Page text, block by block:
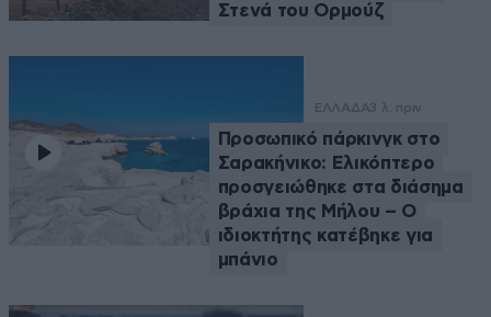
Στενά του Ορμούζ
ΕΛΛΑΔΑ3 λ. πριν
Προσωπικό πάρκινγκ στο
Σαρακήνικο: Ελικόπτερο
προσγειώθηκε στα διάσημα
βράχια της Μήλου – Ο
ιδιοκτήτης κατέβηκε για
μπάνιο